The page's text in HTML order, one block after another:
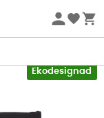
av 2 produkter*
Ekodesignad